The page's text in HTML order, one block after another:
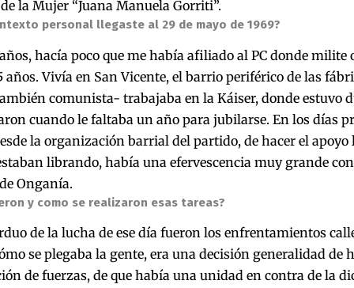
la Mujer “Juana Manuela Gorriti”.
personal llegaste al 29 de mayo de 1969?
hacía poco que me había afiliado al PC donde milite
años. Vivía en San Vicente, el barrio periférico de las
comunista- trabajaba en la Káiser, donde estuvo
cuando le faltaba un año para jubilarse. En los días
la organización barrial del partido, de hacer el apoyo
librando, había una efervescencia muy grande
Onganía.
y como se realizaron esas tareas?
de la lucha de ese día fueron los enfrentamientos
se plegaba la gente, era una decisión generalidad de
de fuerzas, de que había una unidad en contra de la